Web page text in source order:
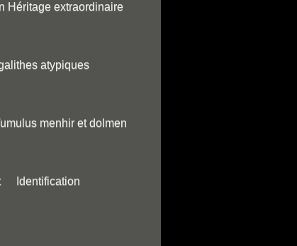
Héritage extraordinaire
atypiques
menhir et dolmen
Identification